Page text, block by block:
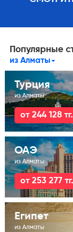
Популярные
из Алматы
Турция
из Алматы
от 244 128 тг.
ОАЭ
из Алматы
от 253 277 тг.
Египет
из Алматы